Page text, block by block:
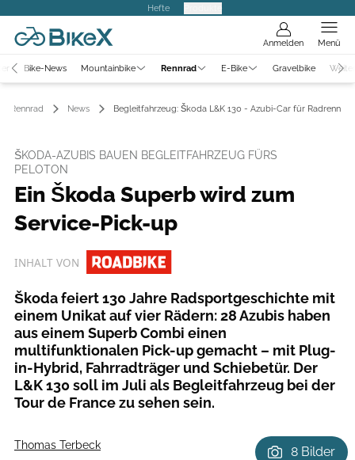
Hefte
Anmelden Menü
Bike-News Mountainbike Rennrad E-Bike Gravelbike
Rennrad News Begleitfahrzeug: Škoda L&K 130 - Azubi-Car für Radrennen
ŠKODA-AZUBIS BAUEN BEGLEITFAHRZEUG FÜRS
PELOTON
Ein Škoda Superb wird zum
Service-Pick-up
INHALT VON
Škoda feiert 130 Jahre Radsportgeschichte mit
einem Unikat auf vier Rädern: 28 Azubis haben
aus einem Superb Combi einen
multifunktionalen Pick-up gemacht – mit Plug-
in-Hybrid, Fahrradträger und Schiebetür. Der
L&K 130 soll im Juli als Begleitfahrzeug bei der
Tour de France zu sehen sein.
Thomas Terbeck
8 Bilder